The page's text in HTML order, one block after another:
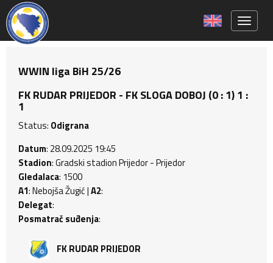
WWIN liga BiH 25/26
FK RUDAR PRIJEDOR - FK SLOGA DOBOJ (0 : 1) 1 :
1
Status: Odigrana
Datum: 28.09.2025 19:45
Stadion: Gradski stadion Prijedor - Prijedor
Gledalaca: 1500
A1: Nebojša Žugić |A2:
Delegat:
Posmatrač suđenja:
FK RUDAR PRIJEDOR